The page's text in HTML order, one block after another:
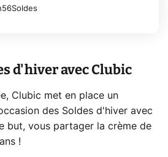
Soldes
d'hiver avec Clubic
Clubic met en place un
des Soldes d'hiver avec
but, vous partager la crème de
!